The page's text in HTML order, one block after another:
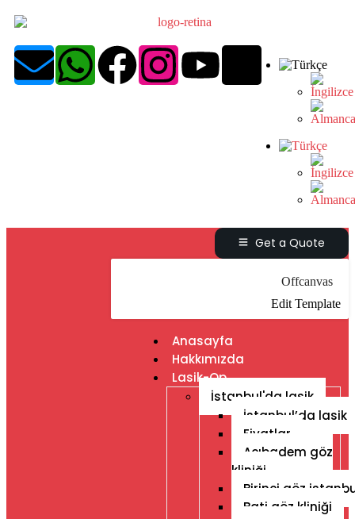
Get a Quote
Offcanvas
Edit Template
Anasayfa
Hakkımızda
Lasik-Op
İstanbul'da lasik
İstanbul’da lasik
Fiyatlar
Acıbadem göz
kliniği
Birinci göz
Bati göz kliniği